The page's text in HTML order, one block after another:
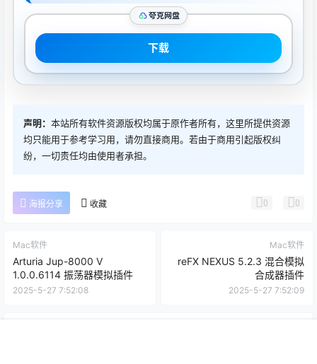
夸克网盘
下载
声明： 本站所有软件资源版权均属于原作者所有，这里所提供资源
均只能用于参考学习用，请勿直接商用。若由于商用引起版权纠
纷，一切责任均由使用者承担。
海报分享 收藏 0 0
Mac软件
Arturia Jup-8000 V
1.0.0.6114 振荡器模拟插件
2025-5-27 7:52:08
Mac软件
reFX NEXUS 5.2.3 混合模拟
合成器插件
2025-5-27 7:52:09